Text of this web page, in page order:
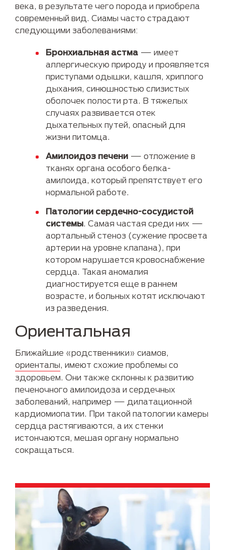
века, в результате чего порода и приобрела
современный вид. Сиамы часто страдают
следующими заболеваниями:
Бронхиальная астма — имеет
аллергическую природу и проявляется
приступами одышки, кашля, хриплого
дыхания, синюшностью слизистых
оболочек полости рта. В тяжелых
случаях развивается отек
дыхательных путей, опасный для
жизни питомца.
Амилоидоз печени — отложение в
тканях органа особого белка-
амилоида, который препятствует его
нормальной работе.
Патологии сердечно-сосудистой
системы . Самая частая среди них —
аортальный стеноз (сужение просвета
артерии на уровне клапана), при
котором нарушается кровоснабжение
сердца. Такая аномалия
диагностируется еще в раннем
возрасте, и больных котят исключают
из разведения.
Ориентальная
Ближайшие «родственники» сиамов,
ориенталы , имеют схожие проблемы со
здоровьем. Они также склонны к развитию
печеночного амилоидоза и сердечных
заболеваний, например — дилатационной
кардиомиопатии. При такой патологии камеры
сердца растягиваются, а их стенки
истончаются, мешая органу нормально
сокращаться.